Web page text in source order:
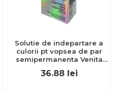
Solutie de indepartare a
culorii pt vopsea de par
semipermanenta Venita
Hair Color Remover, 115ml
15 ml
36.88 lei